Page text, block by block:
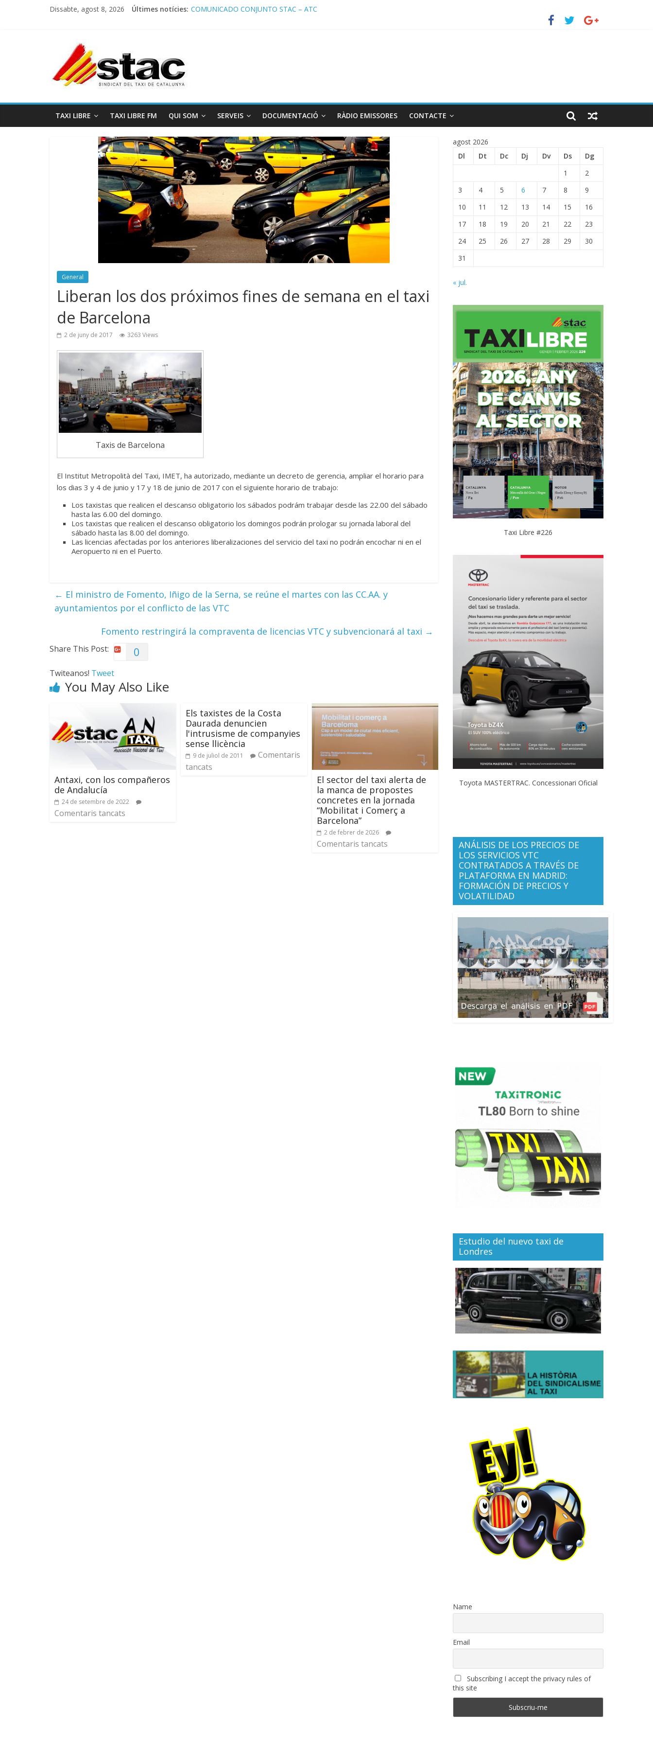
Dissabte, agost 8, 2026 Últimes notícies: Programa de Radio TAXI LIBRE 22.07.2026 en COOLTURA FM. Edición 385
TAXI LIBRE TAXI LIBRE FM QUI SOM SERVEIS DOCUMENTACIÓ RÀDIO EMISSORES CONTACTE
General
Liberan los dos próximos fines de semana en el taxi
de Barcelona
2 de juny de 2017 3263 Views
Taxis de Barcelona
El Institut Metropolità del Taxi, IMET, ha autorizado, mediante un decreto de gerencia, ampliar el horario para
los dias 3 y 4 de junio y 17 y 18 de junio de 2017 con el siguiente horario de trabajo:
Los taxistas que realicen el descanso obligatorio los sábados podrám trabajar desde las 22.00 del sábado
hasta las 6.00 del domingo.
Los taxistas que realicen el descanso obligatorio los domingos podrán prologar su jornada laboral del
sábado hasta las 8.00 del domingo.
Las licencias afectadas por los anteriores liberalizaciones del servicio del taxi no podrán encochar ni en el
Aeropuerto ni en el Puerto.
← El ministro de Fomento, Iñigo de la Serna, se reúne el martes con las CC.AA. y
ayuntamientos por el conflicto de las VTC
Fomento restringirá la compraventa de licencias VTC y subvencionará al taxi →
Share This Post: 0
Twiteanos! Tweet
You May Also Like
Antaxi, con los compañeros
de Andalucía
24 de setembre de 2022
Comentaris tancats
Els taxistes de la Costa
Daurada denuncien
l'intrusisme de companyies
sense llicència
9 de juliol de 2011
Comentaris
tancats
El sector del taxi alerta de
la manca de propostes
concretes en la jornada
“Mobilitat i Comerç a
Barcelona”
2 de febrer de 2026
Comentaris tancats
agost 2026
Dl
Dt Dc Dj Dv Ds
Dg
1
2
3
4 5 6 7 8
9
10
11 12 13 14 15
16
17
18 19 20 21 22
23
24
25 26 27 28 29
30
31
« jul.
Taxi Libre #226
Toyota MASTERTRAC. Concessionari Oficial
ANÁLISIS DE LOS PRECIOS DE
LOS SERVICIOS VTC
CONTRATADOS A TRAVÉS DE
PLATAFORMA EN MADRID:
FORMACIÓN DE PRECIOS Y
VOLATILIDAD
Estudio del nuevo taxi de
Londres
Name
Email
Subscribing I accept the privacy rules of
this site